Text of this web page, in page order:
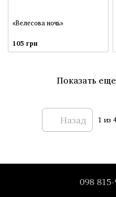
«Велесова ночь»
105 грн
Показать
Назад 1 из
098